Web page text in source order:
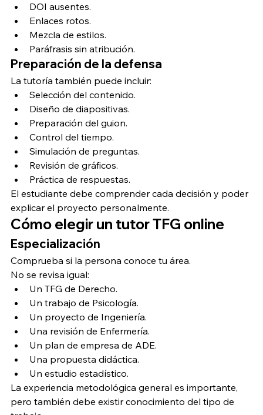
DOI ausentes.
Enlaces rotos.
Mezcla de estilos.
Paráfrasis sin atribución.
Preparación de la defensa
La tutoría también puede incluir:
Selección del contenido.
Diseño de diapositivas.
Preparación del guion.
Control del tiempo.
Simulación de preguntas.
Revisión de gráficos.
Práctica de respuestas.
El estudiante debe comprender cada decisión y poder
explicar el proyecto personalmente.
Cómo elegir un tutor TFG online
Especialización
Comprueba si la persona conoce tu área.
No se revisa igual:
Un TFG de Derecho.
Un trabajo de Psicología.
Un proyecto de Ingeniería.
Una revisión de Enfermería.
Un plan de empresa de ADE.
Una propuesta didáctica.
Un estudio estadístico.
La experiencia metodológica general es importante,
pero también debe existir conocimiento del tipo de